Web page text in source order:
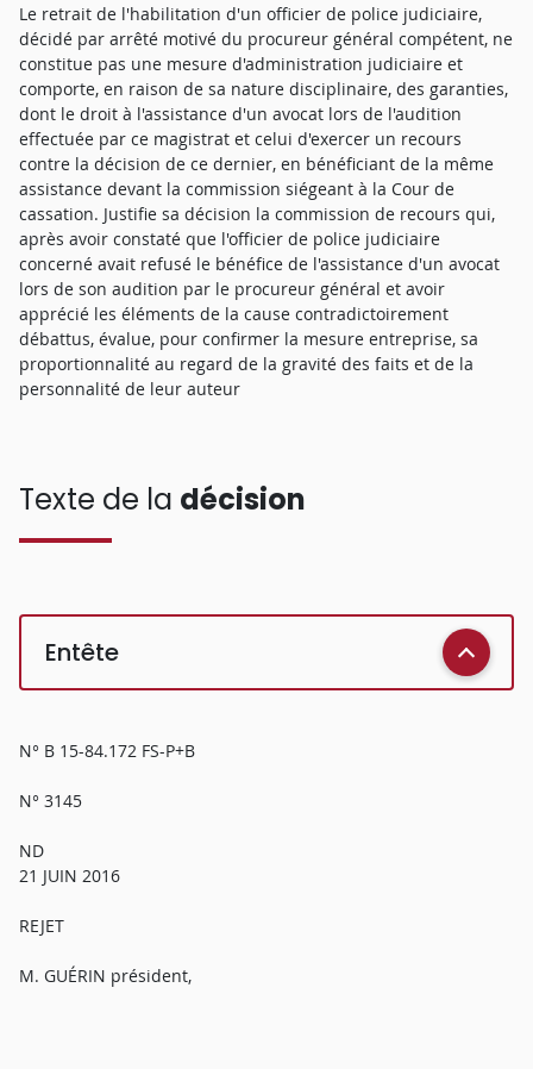
Le retrait de l'habilitation d'un officier de police judiciaire,
décidé par arrêté motivé du procureur général compétent, ne
constitue pas une mesure d'administration judiciaire et
comporte, en raison de sa nature disciplinaire, des garanties,
dont le droit à l'assistance d'un avocat lors de l'audition
effectuée par ce magistrat et celui d'exercer un recours
contre la décision de ce dernier, en bénéficiant de la même
assistance devant la commission siégeant à la Cour de
cassation. Justifie sa décision la commission de recours qui,
après avoir constaté que l'officier de police judiciaire
concerné avait refusé le bénéfice de l'assistance d'un avocat
lors de son audition par le procureur général et avoir
apprécié les éléments de la cause contradictoirement
débattus, évalue, pour confirmer la mesure entreprise, sa
proportionnalité au regard de la gravité des faits et de la
personnalité de leur auteur
Texte de la décision
Entête
N° B 15-84.172 FS-P+B
N° 3145
ND
21 JUIN 2016
REJET
M. GUÉRIN président,